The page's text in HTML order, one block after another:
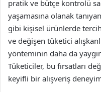
pratik ve bütçe kontrolü
yaşamasına olanak
gibi kişisel ürünlerde
ve değişen tüketici
yönteminin daha da
Tüketiciler, bu fırsatları
keyifli bir alışveriş